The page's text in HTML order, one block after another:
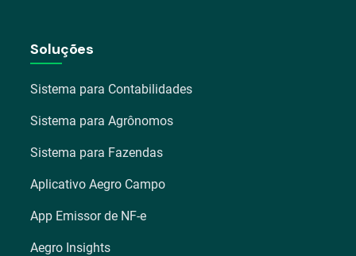
Soluções
Sistema para Contabilidades
Sistema para Agrônomos
Sistema para Fazendas
Aplicativo Aegro Campo
App Emissor de NF-e
Aegro Insights